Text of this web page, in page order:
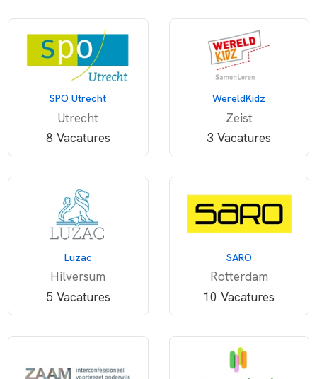
SPO Utrecht
Utrecht
8 Vacatures
WereldKidz
Zeist
3 Vacatures
Luzac
Hilversum
5 Vacatures
SARO
Rotterdam
10 Vacatures